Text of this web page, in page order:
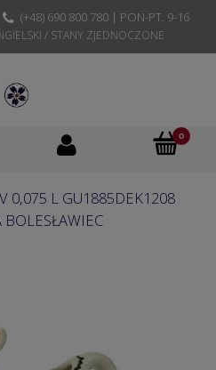
(+48) 690 800 780 | PON-PT. 9-16
0,075 L GU1885DEK1208
BOLESŁAWIEC